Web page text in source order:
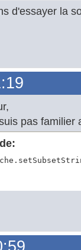
d'essayer la
pas familier